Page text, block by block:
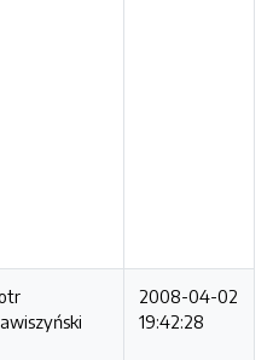
2008-04-02
19:42:28